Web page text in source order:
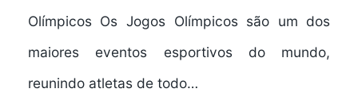
Olímpicos Os Jogos Olímpicos são um dos
maiores eventos esportivos do mundo,
reunindo atletas de todo…